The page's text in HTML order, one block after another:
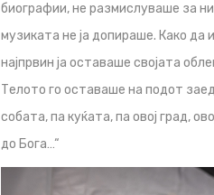
биографии, не размислуваше за
музиката не ја допираше. Како
најпрвин ја оставаше својата
Телото го оставаше на подот
собата, па куќата, па овој град,
до Бога…“